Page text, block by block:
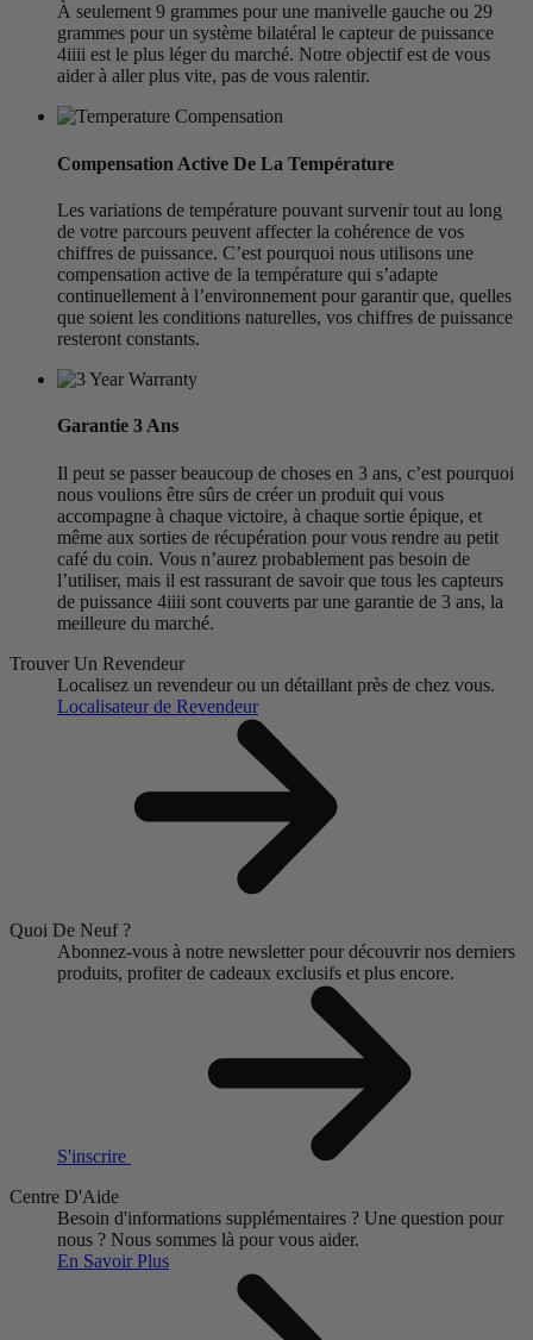
À seulement 9 grammes pour une manivelle gauche ou 29
grammes pour un système bilatéral le capteur de puissance
4iiii est le plus léger du marché. Notre objectif est de vous
aider à aller plus vite, pas de vous ralentir.
Compensation Active De La Température
Les variations de température pouvant survenir tout au long
de votre parcours peuvent affecter la cohérence de vos
chiffres de puissance. C’est pourquoi nous utilisons une
compensation active de la température qui s’adapte
continuellement à l’environnement pour garantir que, quelles
que soient les conditions naturelles, vos chiffres de puissance
resteront constants.
Garantie 3 Ans
Il peut se passer beaucoup de choses en 3 ans, c’est pourquoi
nous voulions être sûrs de créer un produit qui vous
accompagne à chaque victoire, à chaque sortie épique, et
même aux sorties de récupération pour vous rendre au petit
café du coin. Vous n’aurez probablement pas besoin de
l’utiliser, mais il est rassurant de savoir que tous les capteurs
de puissance 4iiii sont couverts par une garantie de 3 ans, la
meilleure du marché.
Trouver Un Revendeur
Localisez un revendeur ou un détaillant près de chez vous.
Localisateur de Revendeur
Quoi De Neuf ?
Abonnez-vous à notre newsletter pour découvrir nos derniers
produits, profiter de cadeaux exclusifs et plus encore.
S'inscrire
Centre D'Aide
Besoin d'informations supplémentaires ? Une question pour
nous ? Nous sommes là pour vous aider.
En Savoir Plus